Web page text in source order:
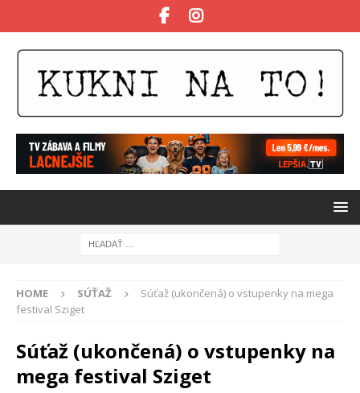
HOME SÚŤAŽ
Súťaž (ukončená) o vstupenky na mega
festival Sziget
Súťaž (ukončená) o vstupenky na
mega festival Sziget